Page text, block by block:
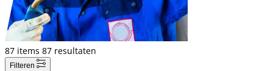
87 items 87 resultaten
Filteren